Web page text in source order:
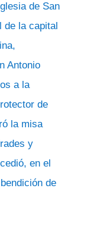
de San
de la capital
Antonio
a la
de
la misa
y
en el
de